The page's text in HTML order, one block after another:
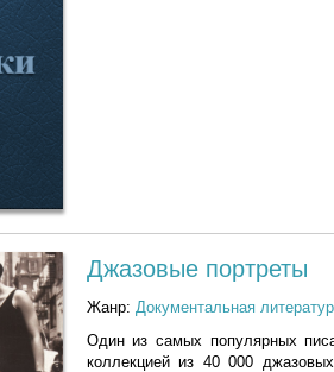
Джазовые портреты
Жанр: Документальная
Один из самых популярных
коллекцией из 40 000